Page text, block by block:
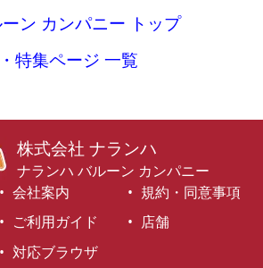
ン カンパニー トップ
特集ページ 一覧
株式会社 ナランハ
ナランハ バルーン カンパニー
会社案内
規約・同意事項
ご利用ガイド
店舗
対応ブラウザ